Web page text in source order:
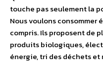
touche pas seulement la
Nous voulons consommer
compris. Ils proposent de
produits biologiques,
énergie, tri des déchets